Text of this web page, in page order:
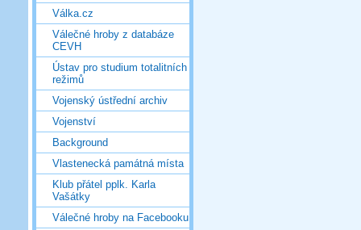
Válka.cz
Válečné hroby z databáze
CEVH
Ústav pro studium totalitních
režimů
Vojenský ústřední archiv
Vojenství
Background
Vlastenecká památná místa
Klub přátel pplk. Karla
Vašátky
Válečné hroby na Facebooku